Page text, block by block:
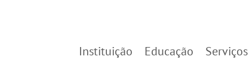
Instituição Educação Serviços